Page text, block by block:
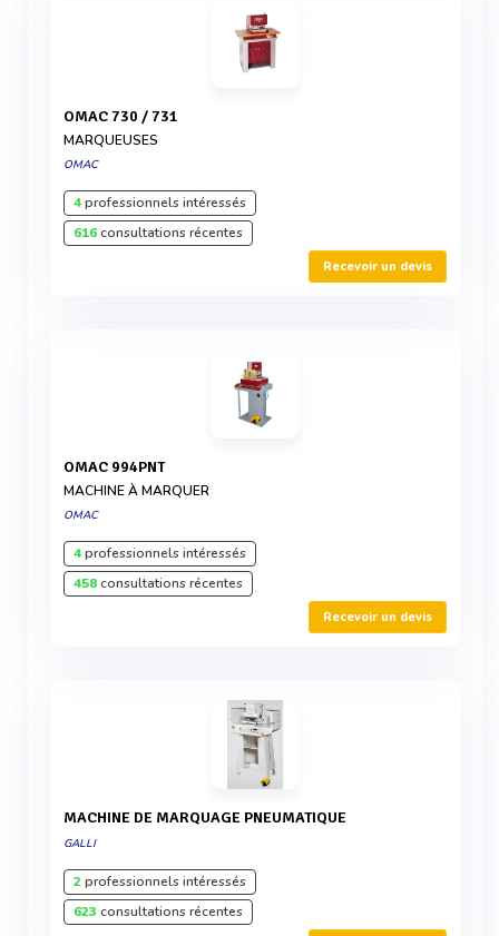
OMAC 730 / 731
MARQUEUSES
OMAC
4professionnels intéressés
616consultations récentes
Recevoir un devis
OMAC 994PNT
MACHINE À MARQUER
OMAC
4professionnels intéressés
458consultations récentes
Recevoir un devis
MACHINE DE MARQUAGE PNEUMATIQUE
GALLI
2professionnels intéressés
623 consultations récentes